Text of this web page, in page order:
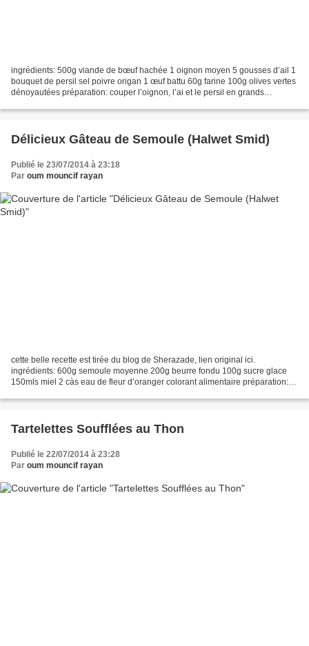
ingrédients: 500g viande de bœuf hachée 1 oignon moyen 5 gousses d’ail 1
bouquet de persil sel poivre origan 1 œuf battu 60g farine 100g olives vertes
dénoyautées préparation: couper l’oignon, l’ai et le persil en grands
Délicieux Gâteau de Semoule (Halwet Smid)
Publié le 23/07/2014 à 23:18
Par oum mouncif rayan
cette belle recette est tirée du blog de Sherazade, lien original ici.
ingrédients: 600g semoule moyenne 200g beurre fondu 100g sucre glace
150mls miel 2 càs eau de fleur d’oranger colorant alimentaire préparation:
Tartelettes Soufflées au Thon
Publié le 22/07/2014 à 23:28
Par oum mouncif rayan